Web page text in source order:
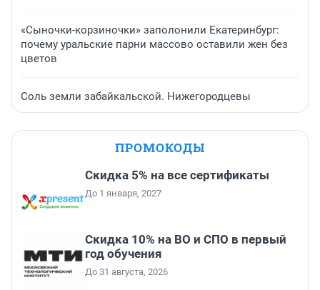
«Сыночки-корзиночки» заполонили Екатеринбург:
почему уральские парни массово оставили жен без
цветов
Соль земли забайкальской. Нижегородцевы
ПРОМОКОДЫ
Скидка 5% на все сертификаты
До 1 января, 2027
Скидка 10% на ВО и СПО в первый
год обучения
До 31 августа, 2026